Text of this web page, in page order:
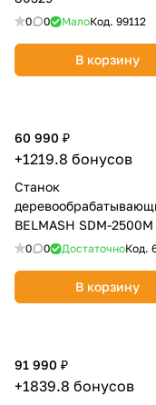
0 0 МалоКод. 99112
В корзину
60 990 ₽
+1219.8 бонусов
Станок
BELMASH SDM-
0 0 ДостаточноКод.
В корзину
91 990 ₽
+1839.8 бонусов